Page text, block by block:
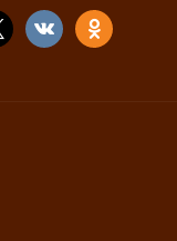
VKONTAKTE